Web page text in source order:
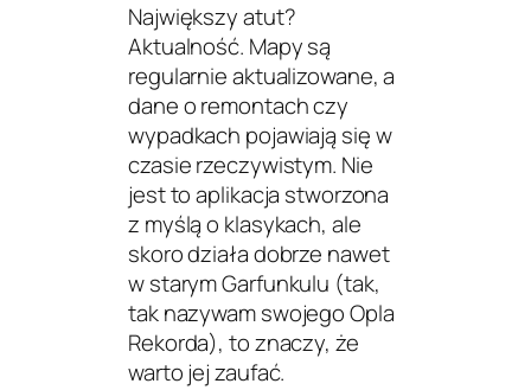
Największy atut?
Aktualność. Mapy są
regularnie aktualizowane, a
dane o remontach czy
wypadkach pojawiają się w
czasie rzeczywistym. Nie
jest to aplikacja stworzona
z myślą o klasykach, ale
skoro działa dobrze nawet
w starymGarfunkulu (tak,
tak nazywam swojego Opla
Rekorda), to znaczy, że
warto jej zaufać.